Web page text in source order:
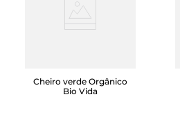
Cheiro verde Orgânico
Bio Vida